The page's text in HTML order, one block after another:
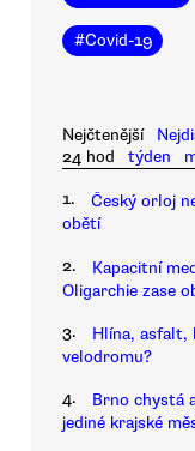
#Covid-19
Nejčtenější
24 hod
týden
1.
Český orloj
obětí
2.
Kapacitní
Oligarchie zase
3.
Hlína, asfalt,
velodromu?
4.
Brno chystá
jediné krajské